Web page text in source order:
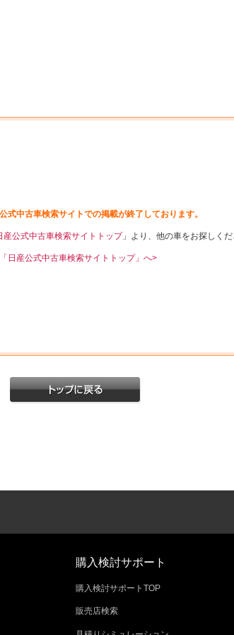
式中古車検索サイトでの掲載が終了しております。
産公式中古車検索サイトトップ」より、他の車をお探しくだ
日産公式中古車検索サイトトップ」へ>
購入検討サポート
購入検討サポートTOP
販売店検索